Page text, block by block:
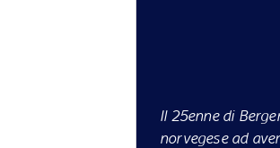
Il 25enne di
norvegese ad